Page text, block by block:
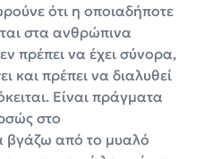
ότι η οποιαδήποτε
στα ανθρώπινα
πρέπει να έχει σύνορα,
και πρέπει να διαλυθεί
Είναι πράγματα
στο
βγάζω από το μυαλό